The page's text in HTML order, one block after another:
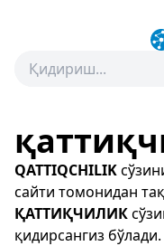
QATTIQCHILIK
сайти томонидан
ҚАТТИҚЧИЛИК
қидирсангиз бўлади.